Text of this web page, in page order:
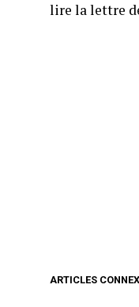
lire la lettre
ARTICLES